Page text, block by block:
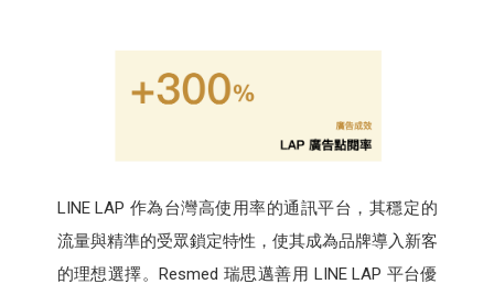
LINE LAP 作為台灣高使用率的通訊平台，其穩定的
流量與精準的受眾鎖定特性，使其成為品牌導入新客
的理想選擇。Resmed 瑞思邁善用 LINE LAP 平台優